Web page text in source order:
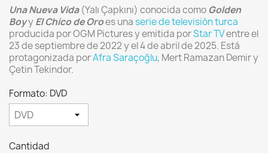
Una Nueva Vida(Yalı Çapkını) conocida como Golden
BoyyEl Chico de Oroes unaserie de televisión turca
producida por OGM Pictures y emitida porStar TVentre el
23 de septiembre de 2022 y el 4 de abril de 2025. Está
protagonizada porAfra Saraçoğlu, Mert Ramazan Demir y
Çetin Tekindor.
Formato: DVD
Cantidad